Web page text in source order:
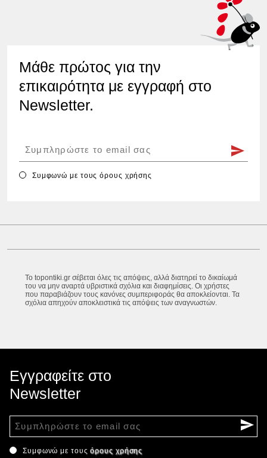
Μάθε πρώτος για την
επικαιρότητα με εγγραφή στο
Newsletter.
Συμφωνώ με τουςόρους χρήσης
Το topontiki.gr σέβεται όλες τις απόψεις, αλλά διατηρεί το δικαίωμά
του να μην αναρτά υβριστικά σχόλια και διαφημίσεις. Οι χρήστες
που παραβιάζουν τους κανόνες συμπεριφοράς θα αποκλείονται. Τα
σχόλια απηχούν αποκλειστικά τις απόψεις των αναγνωστών.
Εγγραφείτε στο
Newsletter
Συμφωνώ με τουςόρους χρήσης